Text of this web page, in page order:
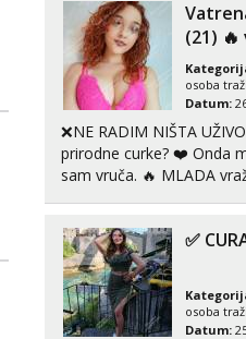
064/677-
tel:0,93€ -
Marta
Razgovaram :)
Tel:064/677-
tel:0,93€ -
Maja
Razgovaram :)
Tel:
tel:0,93€ -
nisi vidio. Uvijek sam
(21) ‎️‍🔥
osoba
Datum:
❌NE RADIM NIŠTA UŽIVO❌ Voliš
prirodne curke? ❤️ Onda
sam vruča.‎ ️‍🔥 MLADA
možeš pranaći nešto po
kolegica...
✅
osoba
Datum: